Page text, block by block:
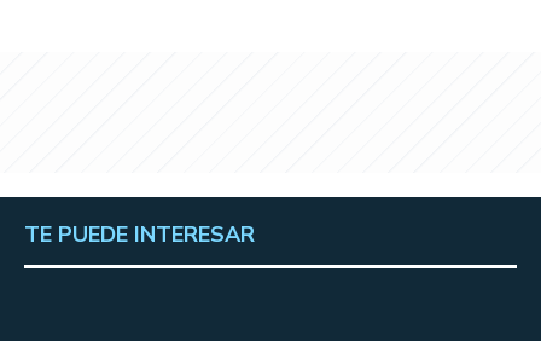
TE PUEDE INTERESAR